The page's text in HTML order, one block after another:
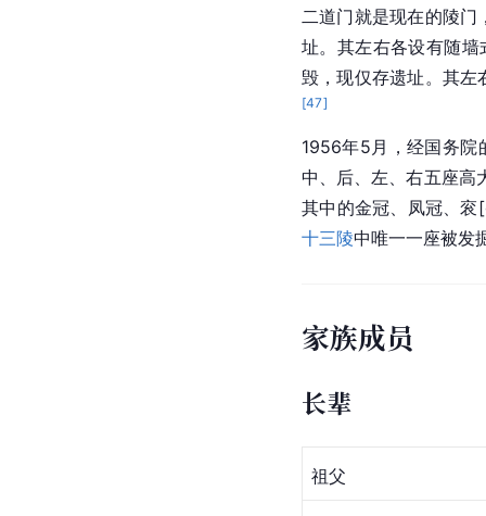
二道门就是现在的陵
址。其左右各设有随
毁，现仅存遗址。其
[47]
1956年5月，经国务院
中、后、左、右五座高
其中的金冠、凤冠、
十三陵中唯一一座被发
家族成员
长辈
祖父